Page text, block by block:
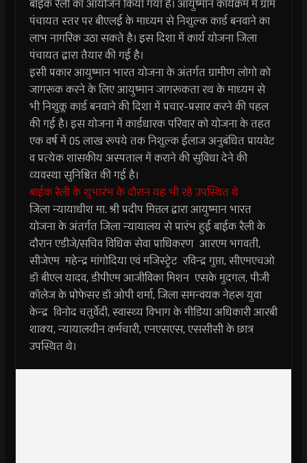
बाईक रैली का आयोजन किया गया है। आयुष्मान कार्यक्रम में ग्राम
पंचायत स्तर पर बीएलई के माध्यम से निशुल्क कार्ड बनवाने का
लाभ नागरिक उठा सकते है। इस दिशा में कार्य योजना जिला
पंचायत द्वारा तैयार की गई है।
इसी प्रकार आयुष्मान भारत योजना के अंतर्गत ग्रामीण लोगो को
जागरूक करने के लिए आयुष्मान जागरूकता रथ के माध्यम से
भी निशुक्ल कार्ड बनवाने की दिशा में प्रचार-प्रसार करने की पहल
की गई है। इस योजना में कार्डधारक परिवार को योजना के तहत
एक वर्ष में 05 लाख रूपये तक निशुल्क ईलाज अनुबंधित प्रायवेट
व प्रत्येक शासकीय अस्पताल में कराने की सुविधा देने की
व्यवस्था सुनिश्चित की गई है।
बाईक रैली के शुभारंभ के दौरान यह भी रहे उपस्थित थे
जिला न्यायाधीश मा. श्री प्रदीप मित्तल द्वारा आयुष्मान भारत
योजना के अंतर्गत जिला न्यायालय से प्रारंभ हुई बाईक रैली के
दौरान एडीजे/सचिव विधिक सेवा प्राधिकरण आरएम भगवती,
सीजेएम महेन्द्र मांगोदिया एवं मजिस्ट्रेट रविन्द्र गुप्ता, सीएमएचओ
डॉ बीएल यादव, डीपीएम आजीविका मिशन एसके मुदगल, पीजी
कॉलेज के प्रोफेसर डॉ ओपी शर्मा, जिला समन्वयक नेहरू युवा
केन्द्र विनोद चतुर्वेदी, स्वास्थ्य विभाग के मीडिया अधिकारी आरबी
शाक्य, न्यायालयीन कर्मचारी, एनएसएस, एससीसी के छात्र
उपस्थित थे।